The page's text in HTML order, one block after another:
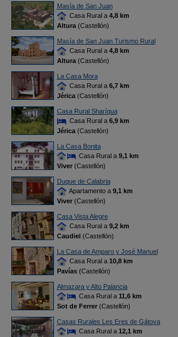
Masía de San Juan
Casa Rural a 4,8 km
Altura(Castellón)
Masía de San Juan Turismo Rural
Casa Rural a 4,8 km
Altura(Castellón)
La Casa Mora
Casa Rural a 6,7 km
Jérica(Castellón)
Casa Rural Sharíqua
Casa Rural a 6,9 km
Jérica(Castellón)
La Casa Bonita
Casa Rural a 9,1 km
Viver(Castellón)
Duque de Calabria
Apartamento a 9,1 km
Viver(Castellón)
Casa Vista Alegre
Casa Rural a 9,2 km
Caudiel(Castellón)
La Casa de Amparo y José Manuel
Casa Rural a 10,8 km
Pavías(Castellón)
Almazara y Alto Palancia
Casa Rural a 11,6 km
Sot de Ferrer(Castellón)
Casas Rurales Les Eres de Gátova
Casa Rural a 12,1 km